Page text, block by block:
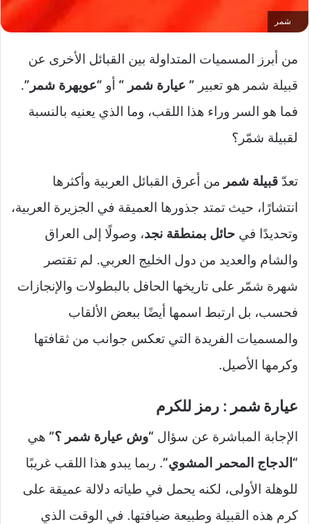
شمر
من أبرز المسميات المتداولة بين القبائل الأخرى عن
قبيلة شمر هو تعبير ” عيارة شمر “ أو “عويهرة شمر”.
فما هو السر وراء هذا اللقب، وما الذي يعنيه بالنسبة
لقبيلة شمّر؟
تعدّ قبيلة شمر من أعرق القبائل العربية وأكثرها
انتشارًا، حيث تمتد جذورها العميقة في الجزيرة العربية،
وتحديدًا في حائل بمنطقة نجد، وصولًا إلى العراق
والشام والعديد من دول الخليج العربي. لم تقتصر
شهرة شمّر على تاريخها الحافل بالبطولات والإنجازات
فحسب، بل ارتبط اسمها أيضًا ببعض الألقاب
والمسميات الفريدة التي تعكس جوانب من ثقافتها
وكرمها الأصيل.
عيارة شمر : رمز للكرم
الإجابة المباشرة عن سؤال “وش عيارة شمر ؟” هي
“الدجاج المحمر المشوي”. ربما يبدو هذا اللقب غريبًا
للوهلة الأولى، لكنه يحمل في طياته دلالة عميقة على
كرم هذه القبيلة وطبيعة ضيافتها. في الوقت الذي